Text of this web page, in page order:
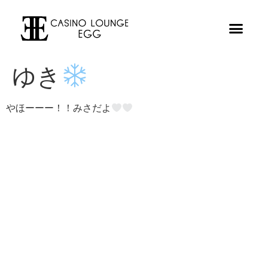
ゆき
やほーーー！！みさだよ